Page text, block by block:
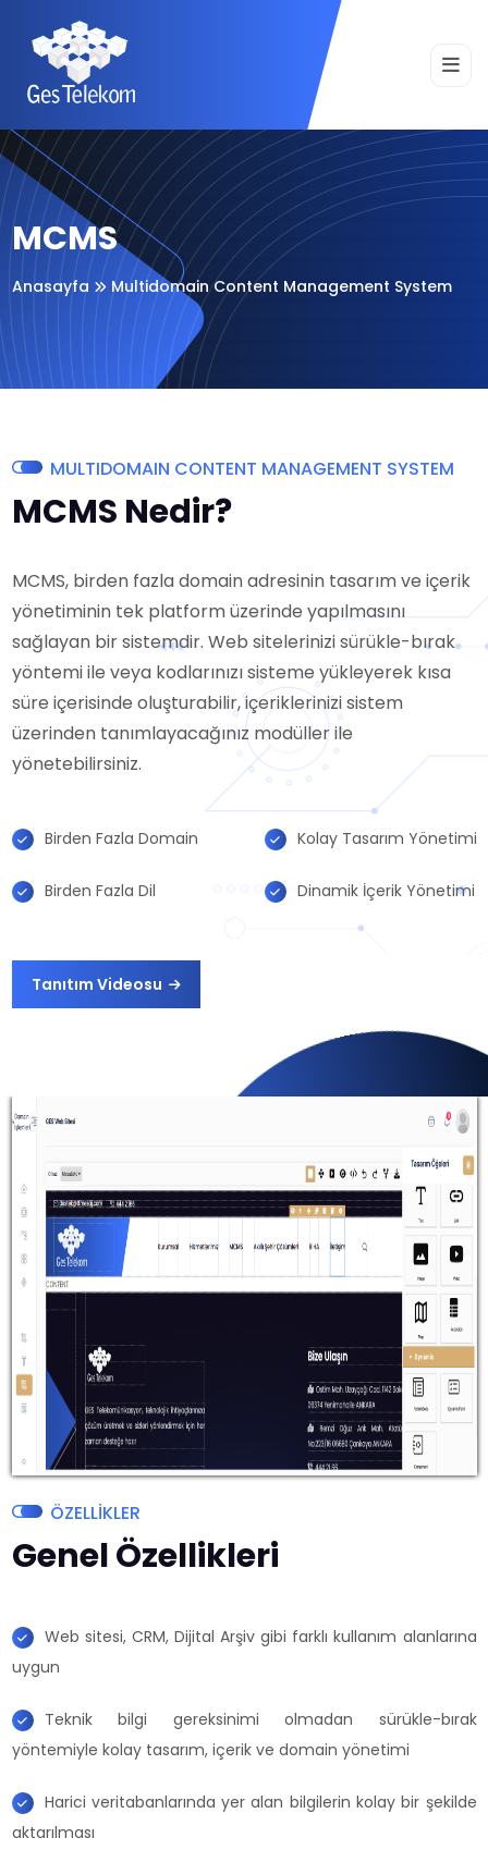
MCMS
Anasayfa Multidomain Content Management System
MULTIDOMAIN CONTENT MANAGEMENT SYSTEM
MCMS Nedir?
MCMS, birden fazla domain adresinin tasarım ve içerik
yönetiminin tek platform üzerinde yapılmasını
sağlayan bir sistemdir. Web sitelerinizi sürükle-bırak
yöntemi ile veya kodlarınızı sisteme yükleyerek kısa
süre içerisinde oluşturabilir, içeriklerinizi sistem
üzerinden tanımlayacağınız modüller ile
yönetebilirsiniz.
Birden Fazla Domain
Birden Fazla Dil
Kolay Tasarım Yönetimi
Dinamik İçerik Yönetimi
Tanıtım Videosu
ÖZELLİKLER
Genel Özellikleri
Web sitesi, CRM, Dijital Arşiv gibi farklı kullanım alanlarına
uygun
Teknik bilgi gereksinimi olmadan sürükle-bırak
yöntemiyle kolay tasarım, içerik ve domain yönetimi
Harici veritabanlarında yer alan bilgilerin kolay bir şekilde
aktarılması